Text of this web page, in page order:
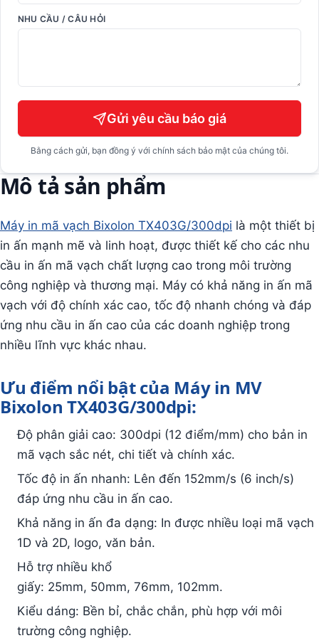
NHU CẦU / CÂU HỎI
Gửi yêu cầu báo giá
Bằng cách gửi, bạn đồng ý với chính sách bảo mật của chúng tôi.
Mô tả sản phẩm
Máy in mã vạch Bixolon TX403G/300dpi là một thiết bị
in ấn mạnh mẽ và linh hoạt, được thiết kế cho các nhu
cầu in ấn mã vạch chất lượng cao trong môi trường
công nghiệp và thương mại. Máy có khả năng in ấn mã
vạch với độ chính xác cao, tốc độ nhanh chóng và đáp
ứng nhu cầu in ấn cao của các doanh nghiệp trong
nhiều lĩnh vực khác nhau.
Ưu điểm nổi bật của Máy in MV
Bixolon TX403G/300dpi:
Độ phân giải cao: 300dpi (12 điểm/mm) cho bản in
mã vạch sắc nét, chi tiết và chính xác.
Tốc độ in ấn nhanh: Lên đến 152mm/s (6 inch/s)
đáp ứng nhu cầu in ấn cao.
Khả năng in ấn đa dạng: In được nhiều loại mã vạch
1D và 2D, logo, văn bản.
Hỗ trợ nhiều khổ
giấy: 25mm, 50mm, 76mm, 102mm.
Kiểu dáng: Bền bỉ, chắc chắn, phù hợp với môi
trường công nghiệp.